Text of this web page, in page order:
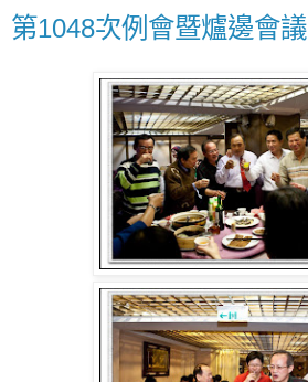
第1048次例會暨爐邊會議